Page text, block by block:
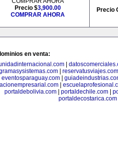
Precio $3,900.00
COMPRAR AHORA
Precio
en venta:
reservatusviajes.com
eventosparaguay.com
|
portaldebolivia.com| portaldechile.com|
portaldecostarica.com